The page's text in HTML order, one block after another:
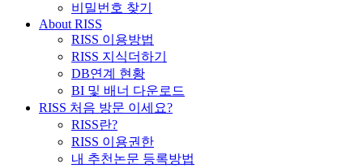
비밀번호 찾기
About RISS
RISS 이용방법
RISS 지식더하기
DB연계 현황
BI 및 배너 다운로드
RISS 처음 방문 이세요?
RISS란?
RISS 이용권한
내 추천논문 등록방법